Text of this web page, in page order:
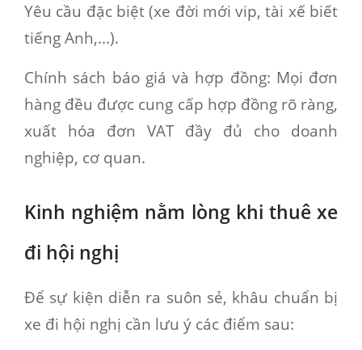
Yêu cầu đặc biệt (xe đời mới vip, tài xế biết
tiếng Anh,...).
Chính sách báo giá và hợp đồng: Mọi đơn
hàng đều được cung cấp hợp đồng rõ ràng,
xuất hóa đơn VAT đầy đủ cho doanh
nghiệp, cơ quan.
Kinh nghiệm nằm lòng khi thuê xe
đi hội nghị
Để sự kiện diễn ra suôn sẻ, khâu chuẩn bị
xe đi hội nghị cần lưu ý các điểm sau: